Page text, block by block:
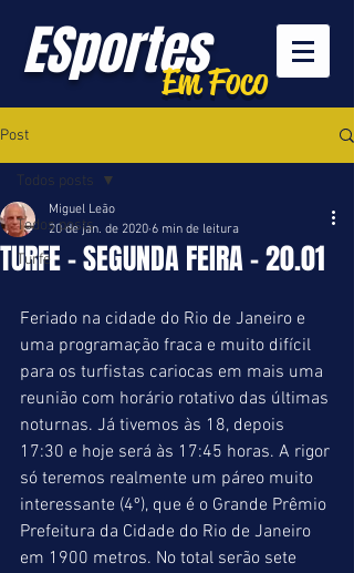
ESportesEm Foco
Post
Todos posts
Turfe
Todos posts
TURFE - SEGUNDA FEIRA - 20.01
Miguel Leão
20 de jan. de 2020 6 min de leitura
Feriado na cidade do Rio de Janeiro e
uma programação fraca e muito difícil
para os turfistas cariocas em mais uma
reunião com horário rotativo das últimas
noturnas. Já tivemos às 18, depois
17:30 e hoje será às 17:45 horas. A rigor
só teremos realmente um páreo muito
interessante (4º), que é o Grande Prêmio
Prefeitura da Cidade do Rio de Janeiro
em 1900 metros. No total serão sete